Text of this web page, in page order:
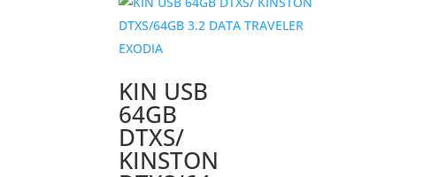
KIN USB
64GB
DTXS/
KINSTON